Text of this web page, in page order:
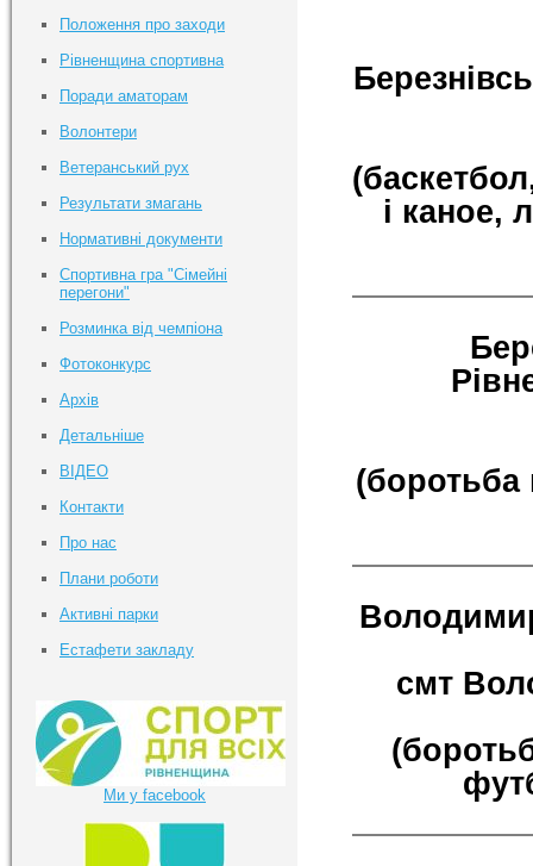
і каное,
(боротьба
смт
Положення про заходи
Рівненщина спортивна
Поради аматорам
Волонтери
Ветеранський рух
Результати змагань
Нормативні документи
Спортивна гра "Сімейні
перегони"
Розминка від чемпіона
Фотоконкурс
Архів
Детальніше
ВІДЕО
Контакти
Про нас
Плани роботи
Активні парки
Естафети закладу
Ми у facebook